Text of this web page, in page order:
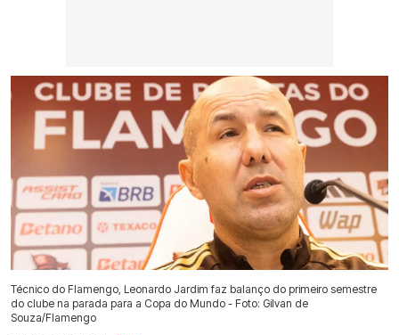
Técnico do Flamengo, Leonardo Jardim faz balanço do primeiro semestre
do clube na parada para a Copa do Mundo - Foto: Gilvan de
Souza/Flamengo